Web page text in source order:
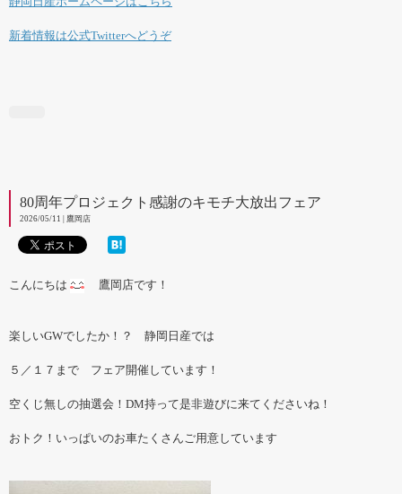
新着情報は公式Twitterへどうぞ
80周年プロジェクト感謝のキモチ大放出フェア
2026/05/11 | 鷹岡店
こんにちは 鷹岡店です！
楽しいGWでしたか！？ 静岡日産では
５／１７まで フェア開催しています！
空くじ無しの抽選会！DM持って是非遊びに来てくださいね！
おトク！いっぱいのお車たくさんご用意しています